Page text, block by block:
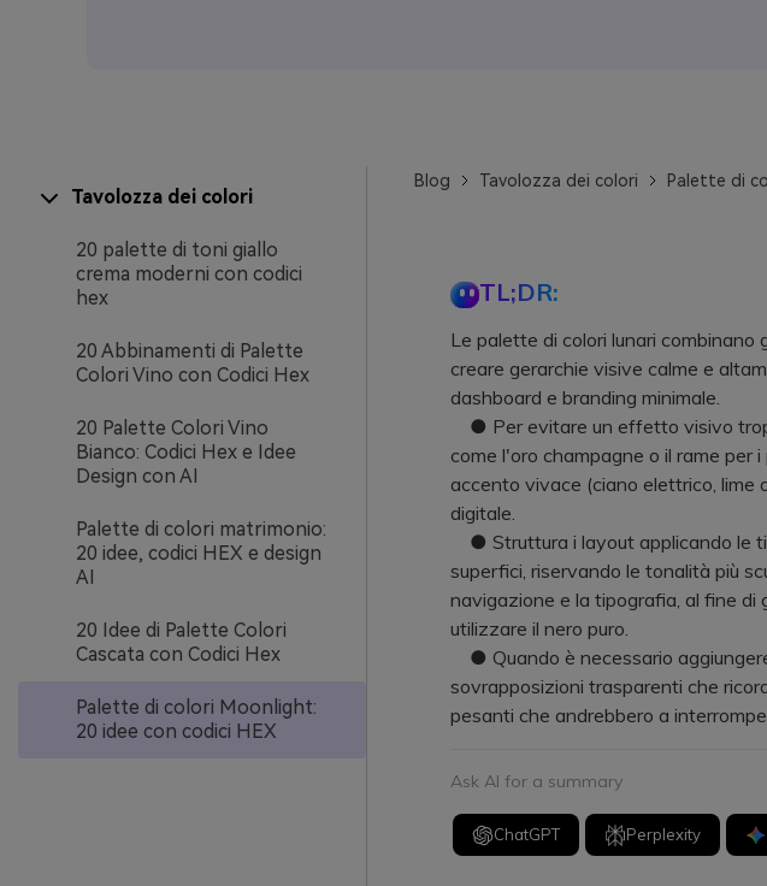
Tavolozza dei colori
20 palette di toni giallo
crema moderni con codici
hex
20 Abbinamenti di Palette
Colori Vino con Codici Hex
20 Palette Colori Vino
Bianco: Codici Hex e Idee
Design con AI
Palette di colori matrimonio:
20 idee, codici HEX e design
AI
20 Idee di Palette Colori
Cascata con Codici Hex
Palette di colori Moonlight:
20 idee con codici HEX
Blog Tavolozza dei colori Palette di
TL;DR:
Le palette di colori lunari
creare gerarchie visive calme e
dashboard e branding minimale.
● Per evitare un effetto visivo
come l'oro champagne o il rame per
accento vivace (ciano elettrico, lime
digitale.
● Struttura i layout applicando le
superfici, riservando le tonalità più
navigazione e la tipografia, al fine
utilizzare il nero puro.
● Quando è necessario
sovrapposizioni trasparenti che
pesanti che andrebbero a
Ask AI for a summary
ChatGPT Perplexity